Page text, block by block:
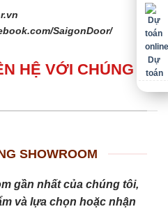
SaigonDoor/
HỆ VỚI CHÚNG
SHOWROOM
gần nhất của chúng tôi,
và lựa chọn hoặc nhận
Dự
toán